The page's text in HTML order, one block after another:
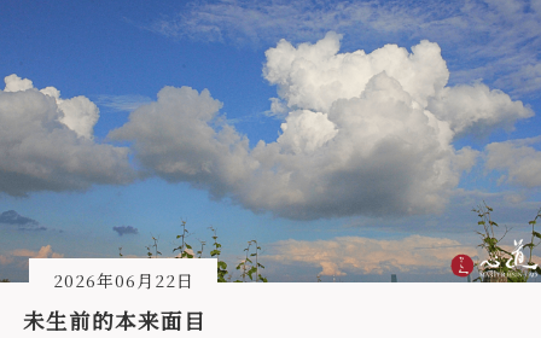
2026年06月22日
未生前的本来面目